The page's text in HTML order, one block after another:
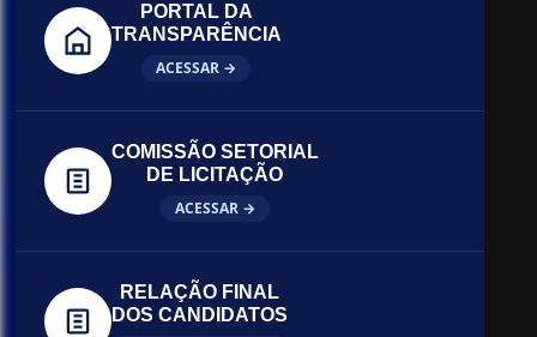
PORTAL DA
TRANSPARÊNCIA
ACESSAR →
COMISSÃO SETORIAL
DE LICITAÇÃO
ACESSAR →
RELAÇÃO FINAL
DOS CANDIDATOS